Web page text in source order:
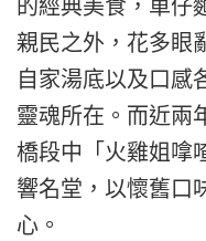
的經典美食，車仔
親民之外，花多眼
自家湯底以及口感
靈魂所在。而近兩
橋段中「火雞姐嗱
響名堂，以懷舊口
心。